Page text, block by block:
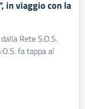
in viaggio con la
Rete S:O.S.
fa tappa al